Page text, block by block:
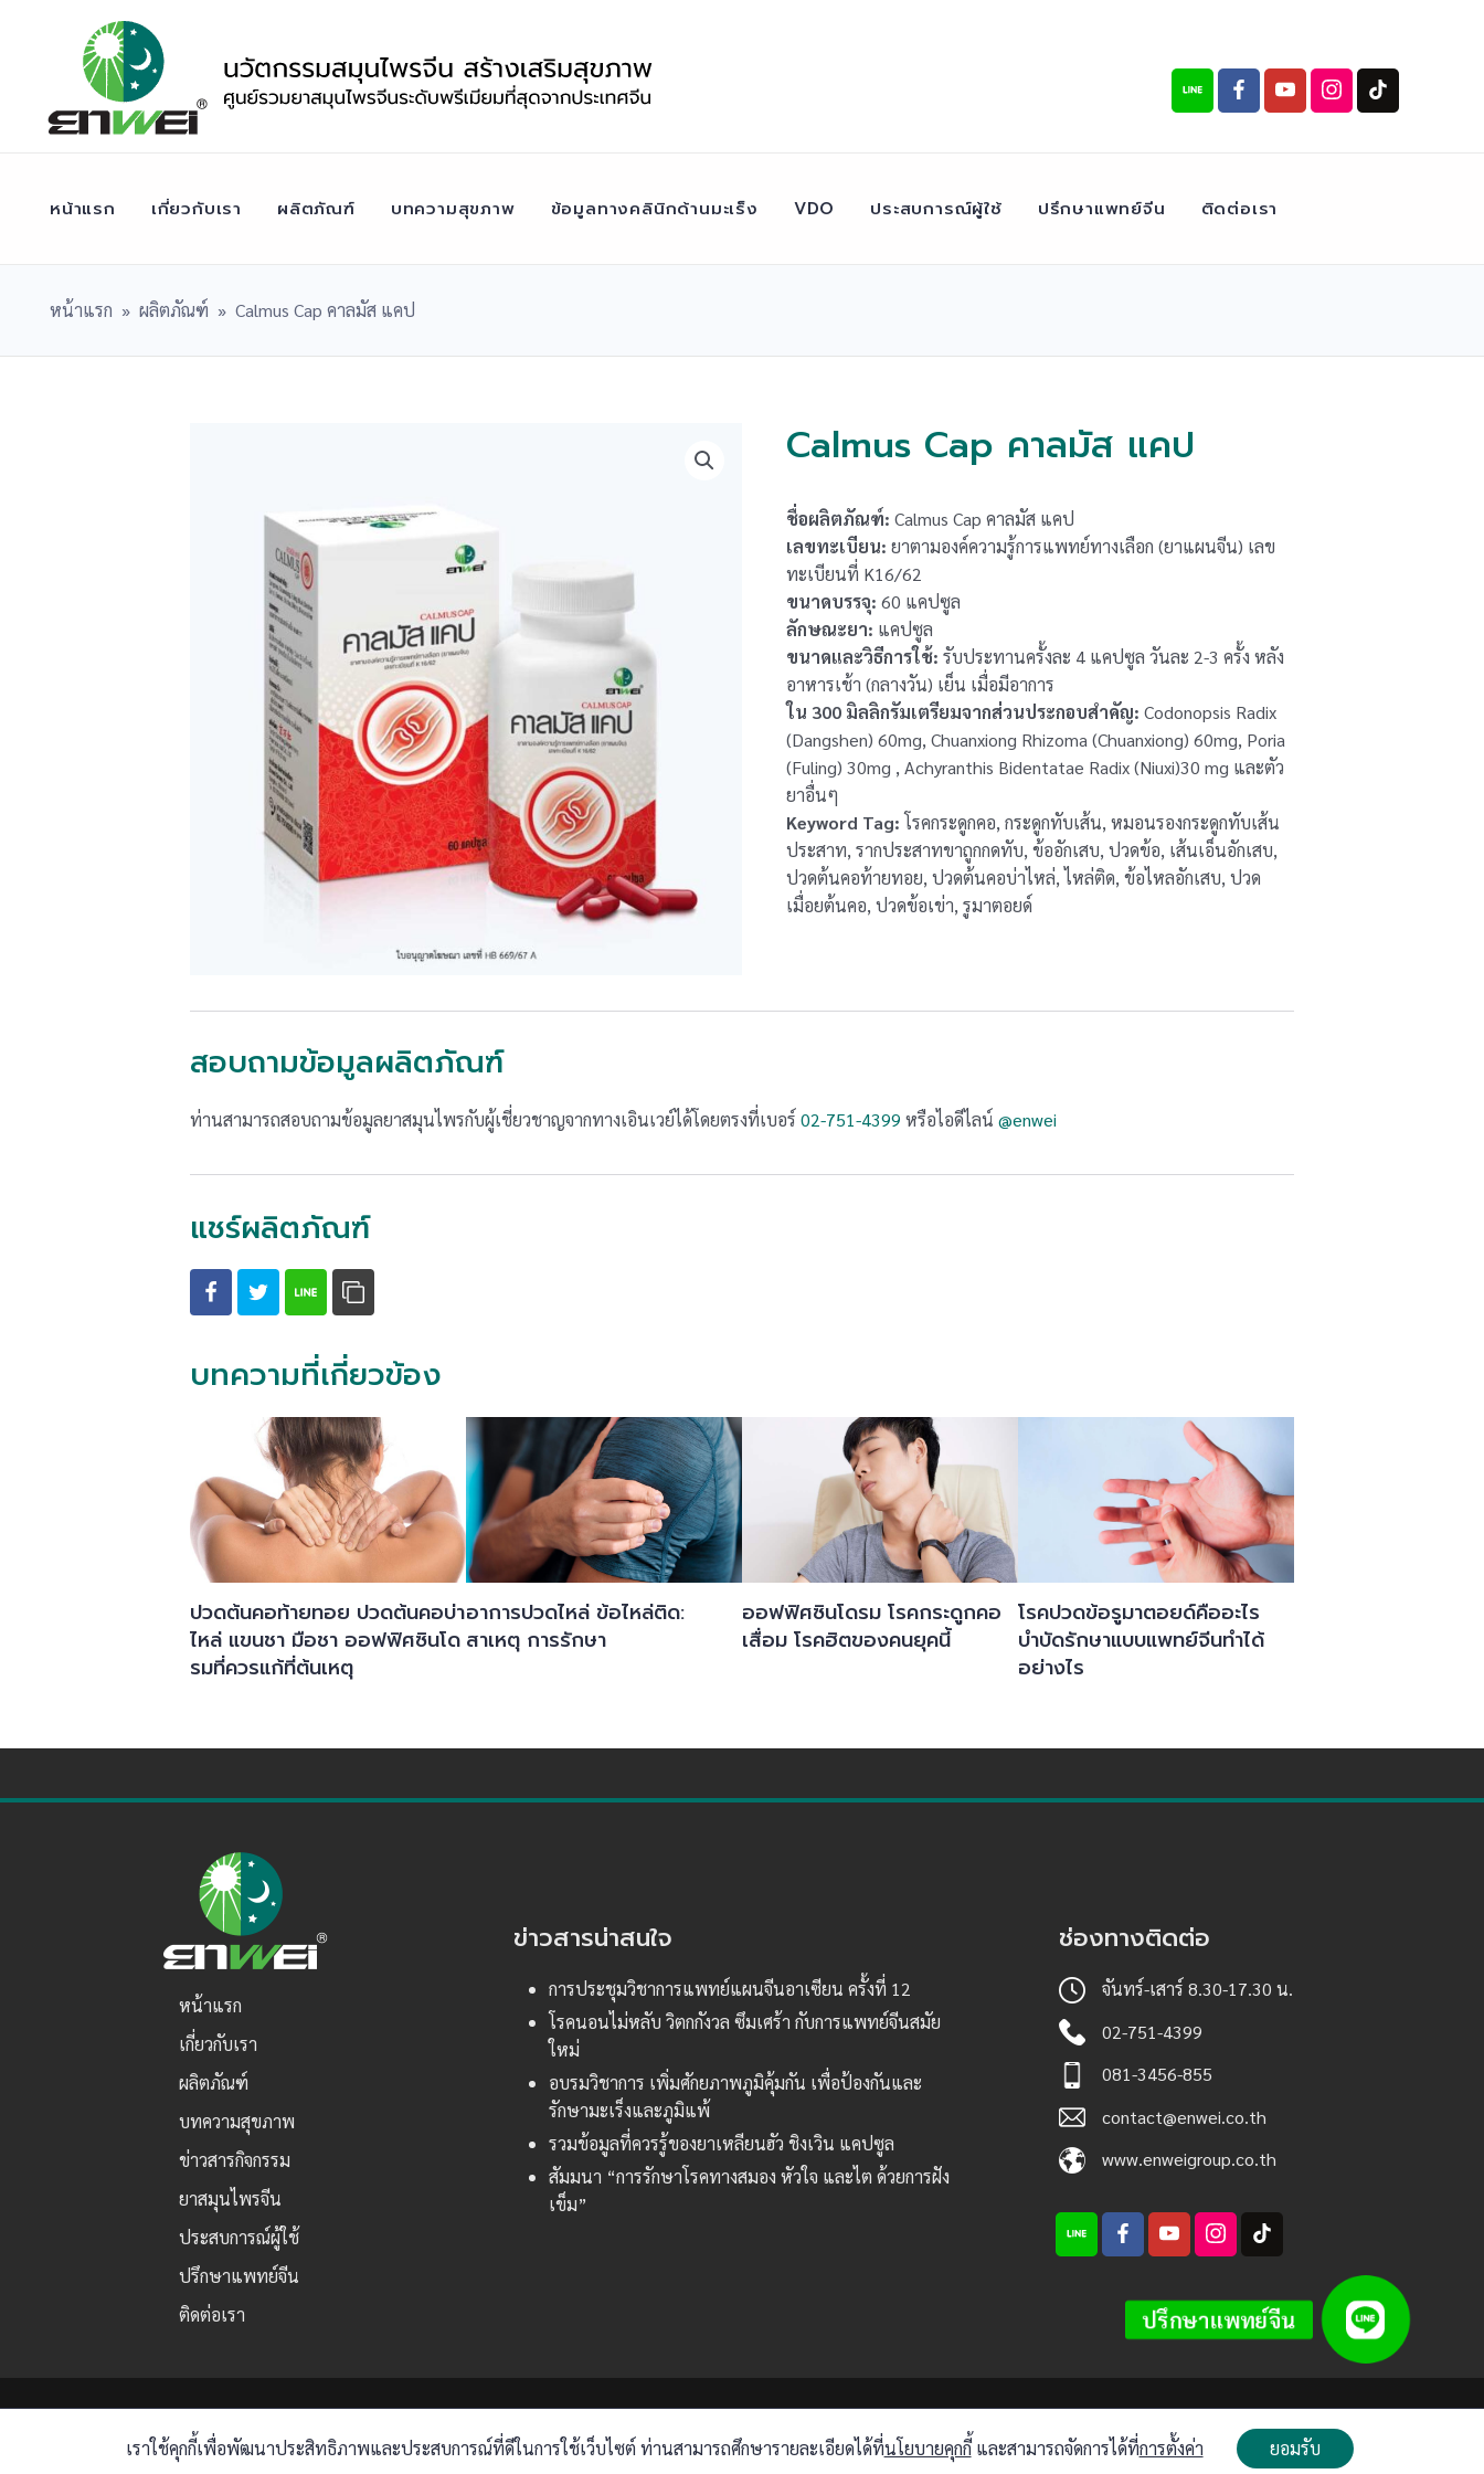
หน้าแรก เกี่ยวกับเรา ผลิตภัณฑ์ บทความสุขภาพ ข้อมูลทางคลินิกด้านมะเร็ง VDO ประสบการณ์ผู้ใช้ ปรึกษาแพทย์จีน ติดต่อเรา
หน้าแรก » ผลิตภัณฑ์ » Calmus Cap คาลมัส แคป
Calmus Cap คาลมัส แคป
ชื่อผลิตภัณฑ์: Calmus Cap คาลมัส แคป
เลขทะเบียน: ยาตามองค์ความรู้การแพทย์ทางเลือก (ยาแผนจีน) เลข
ทะเบียนที่ K16/62
ขนาดบรรจุ: 60 แคปซูล
ลักษณะยา: แคปซูล
ขนาดและวิธีการใช้: รับประทานครั้งละ 4 แคปซูล วันละ 2-3 ครั้ง หลัง
อาหารเช้า (กลางวัน) เย็น เมื่อมีอาการ
ใน 300 มิลลิกรัมเตรียมจากส่วนประกอบสำคัญ: Codonopsis Radix
(Dangshen) 60mg, Chuanxiong Rhizoma (Chuanxiong) 60mg, Poria
(Fuling) 30mg , Achyranthis Bidentatae Radix (Niuxi)30 mg และตัว
ยาอื่นๆ
Keyword Tag: โรคกระดูกคอ, กระดูกทับเส้น, หมอนรองกระดูกทับเส้น
ประสาท, รากประสาทขาถูกกดทับ, ข้ออักเสบ, ปวดข้อ, เส้นเอ็นอักเสบ,
ปวดต้นคอท้ายทอย, ปวดต้นคอบ่าไหล่, ไหล่ติด, ข้อไหลอักเสบ, ปวด
เมื่อยต้นคอ, ปวดข้อเข่า, รูมาตอยด์
สอบถามข้อมูลผลิตภัณฑ์
ท่านสามารถสอบถามข้อมูลยาสมุนไพรกับผู้เชี่ยวชาญจากทางเอินเวย์ได้โดยตรงที่เบอร์ 02-751-4399 หรือไอดีไลน์ @enwei
แชร์ผลิตภัณฑ์
บทความที่เกี่ยวข้อง
ปวดต้นคอท้ายทอย ปวดต้นคอบ่า
ไหล่ แขนชา มือชา ออฟฟิศซินโด
รมที่ควรแก้ที่ต้นเหตุ
อาการปวดไหล่ ข้อไหล่ติด:
สาเหตุ การรักษา
ออฟฟิศซินโดรม โรคกระดูกคอ
เสื่อม โรคฮิตของคนยุคนี้
โรคปวดข้อรูมาตอยด์คืออะไร
บำบัดรักษาแบบแพทย์จีนทำได้
อย่างไร
หน้าแรก
เกี่ยวกับเรา
ผลิตภัณฑ์
บทความสุขภาพ
ข่าวสารกิจกรรม
ยาสมุนไพรจีน
ประสบการณ์ผู้ใช้
ปรึกษาแพทย์จีน
ติดต่อเรา
ข่าวสารน่าสนใจ
การประชุมวิชาการแพทย์แผนจีนอาเซียน ครั้งที่ 12
โรคนอนไม่หลับ วิตกกังวล ซึมเศร้า กับการแพทย์จีนสมัย
ใหม่
อบรมวิชาการ เพิ่มศักยภาพภูมิคุ้มกัน เพื่อป้องกันและ
รักษามะเร็งและภูมิแพ้
รวมข้อมูลที่ควรรู้ของยาเหลียนฮัว ชิงเวิน แคปซูล
สัมมนา “การรักษาโรคทางสมอง หัวใจ และไต ด้วยการฝัง
เข็ม”
ช่องทางติดต่อ
จันทร์-เสาร์ 8.30-17.30 น.
02-751-4399
081-3456-855
contact@enwei.co.th
www.enweigroup.co.th
Copyright © 2026 ENWEI. All Rights Reserved.
Privacy Policy|Cookies Policy|ติดต่อเรา
ปรึกษาแพทย์จีน
เราใช้คุกกี้เพื่อพัฒนาประสิทธิภาพและประสบการณ์ที่ดีในการใช้เว็บไซต์ ท่านสามารถศึกษารายละเอียดได้ที่นโยบายคุกกี้และสามารถจัดการได้ที่การตั้งค่า ยอมรับ